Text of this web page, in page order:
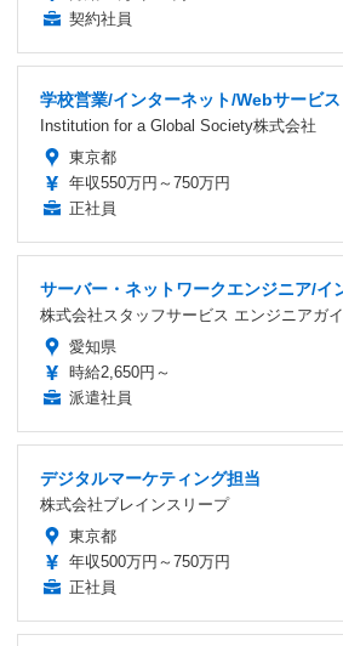
契約社員
学校営業/インターネット/Webサービ
Institution for a Global Society株式会社
東京都
年収550万円～750万円
正社員
サーバー・ネットワークエンジニア/イ
株式会社スタッフサービス エンジニアガ
愛知県
時給2,650円～
派遣社員
デジタルマーケティング担当
株式会社ブレインスリープ
東京都
年収500万円～750万円
正社員